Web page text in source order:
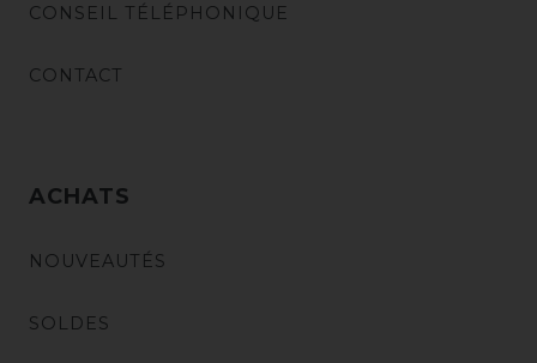
CONSEIL TÉLÉPHONIQUE
CONTACT
ACHATS
NOUVEAUTÉS
SOLDES